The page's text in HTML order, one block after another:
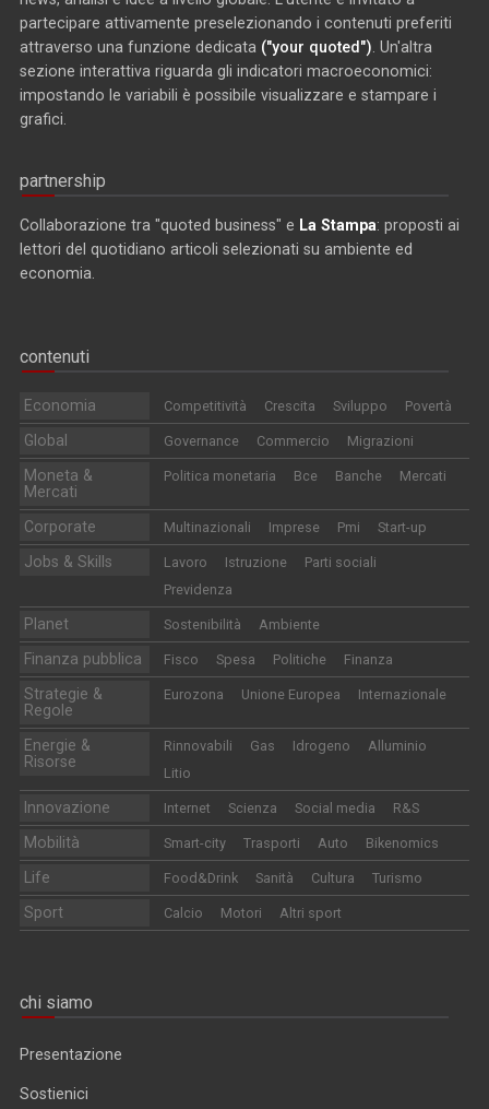
partecipare attivamente preselezionando i contenuti preferiti
attraverso una funzione dedicata ("your quoted") . Un'altra
sezione interattiva riguarda gli indicatori macroeconomici:
impostando le variabili è possibile visualizzare e stampare i
grafici.
partnership
Collaborazione tra "quoted business" e La Stampa: proposti ai
lettori del quotidiano articoli selezionati su ambiente ed
economia.
contenuti
Economia Competitività Crescita Sviluppo Povertà
Global Governance Commercio Migrazioni
Moneta &
Mercati
Politica monetaria Bce Banche Mercati
Corporate Multinazionali Imprese Pmi Start-up
Jobs & Skills Lavoro Istruzione
Parti sociali
Previdenza
Planet Sostenibilità Ambiente
Finanza pubblica Fisco Spesa Politiche Finanza
Strategie &
Regole
Eurozona Unione Europea Internazionale
Energie &
Risorse
Rinnovabili Gas Idrogeno
Alluminio
Litio
Innovazione Internet Scienza Social media R&S
Mobilità Smart-city Trasporti Auto Bikenomics
Life Food&Drink Sanità Cultura Turismo
Sport Calcio Motori Altri sport
chi siamo
Presentazione
Sostienici